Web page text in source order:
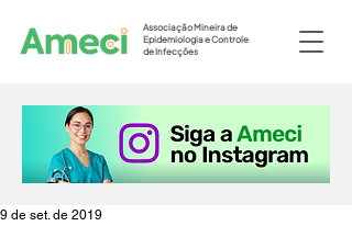
Associação Mineira de
Epidemiologia e Controle
de Infecções
9 de set. de 2019